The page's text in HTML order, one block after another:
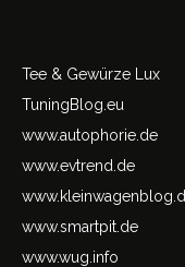
Tee & Gewürze Lux
TuningBlog.eu
www.autophorie.de
www.evtrend.de
www.smartpit.de
www.wug.info